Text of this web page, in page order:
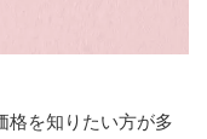
格を知りたい方が多